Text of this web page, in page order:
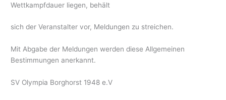
Wettkampfdauer liegen, behält
sich der Veranstalter vor, Meldungen zu streichen.
Mit Abgabe der Meldungen werden diese Allgemeinen
Bestimmungen anerkannt.
SV Olympia Borghorst 1948 e.V